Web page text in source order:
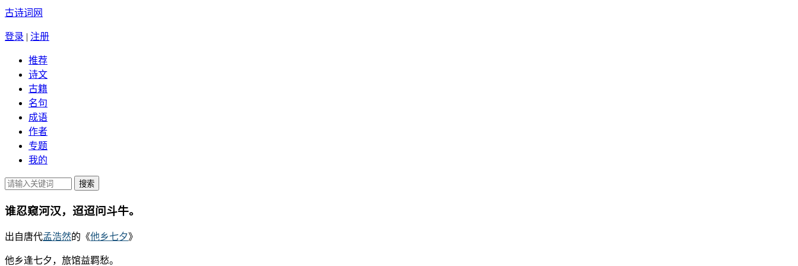
古诗词网
登录 | 注册
推荐
诗文
古籍
名句
成语
作者
专题
我的
谁忍窥河汉，迢迢问斗牛。
出自唐代孟浩然的《他乡七夕》
他乡逢七夕，旅馆益羁愁。